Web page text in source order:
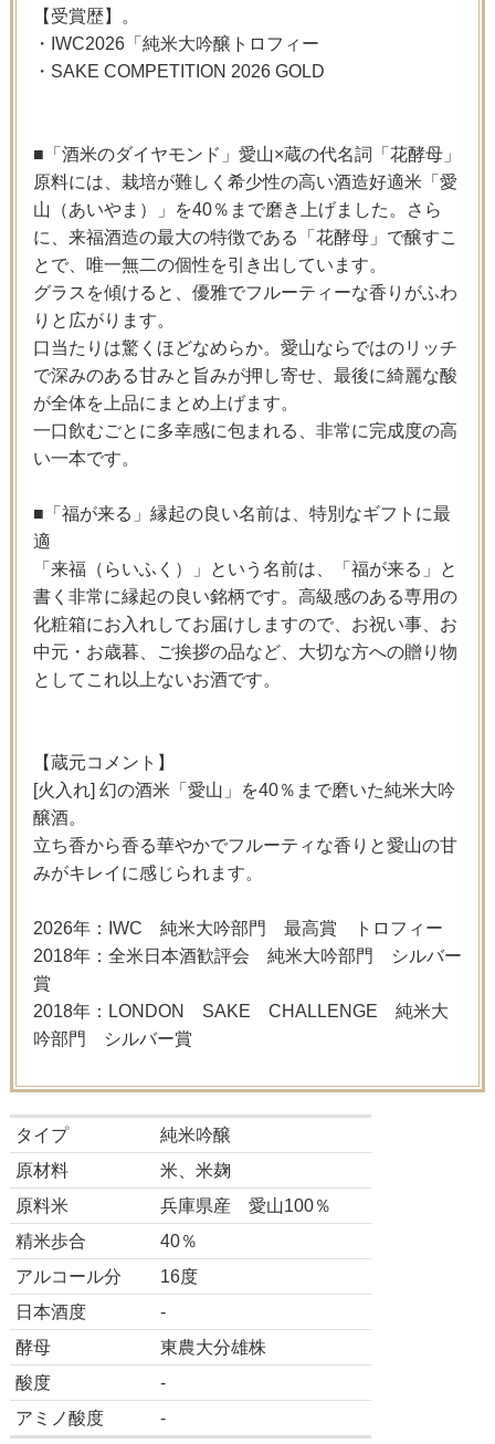
【受賞歴】。
・IWC2026「純米大吟醸トロフィー
・SAKE COMPETITION 2026 GOLD
■「酒米のダイヤモンド」愛山×蔵の代名詞「花酵母」
原料には、栽培が難しく希少性の高い酒造好適米「愛
山（あいやま）」を40％まで磨き上げました。さら
に、来福酒造の最大の特徴である「花酵母」で醸すこ
とで、唯一無二の個性を引き出しています。
グラスを傾けると、優雅でフルーティーな香りがふわ
りと広がります。
口当たりは驚くほどなめらか。愛山ならではのリッチ
で深みのある甘みと旨みが押し寄せ、最後に綺麗な酸
が全体を上品にまとめ上げます。
一口飲むごとに多幸感に包まれる、非常に完成度の高
い一本です。
■「福が来る」縁起の良い名前は、特別なギフトに最
適
「来福（らいふく）」という名前は、「福が来る」と
書く非常に縁起の良い銘柄です。高級感のある専用の
化粧箱にお入れしてお届けしますので、お祝い事、お
中元・お歳暮、ご挨拶の品など、大切な方への贈り物
としてこれ以上ないお酒です。
【蔵元コメント】
[火入れ] 幻の酒米「愛山」を40％まで磨いた純米大吟
醸酒。
立ち香から香る華やかでフルーティな香りと愛山の甘
みがキレイに感じられます。
2026年：IWC 純米大吟部門 最高賞 トロフィー
2018年：全米日本酒歓評会 純米大吟部門 シルバー
賞
2018年：LONDON SAKE CHALLENGE 純米大
吟部門 シルバー賞
タイプ
純米吟醸
原材料
米、米麹
原料米
兵庫県産 愛山100％
精米歩合
40％
アルコール分
16度
日本酒度
-
酵母
東農大分雄株
酸度
-
アミノ酸度
-